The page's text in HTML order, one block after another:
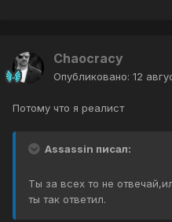
Chaocracy
Опубликовано: 12
Потому что я реалист
Assassin писал:
Ты за всех то не
ты так ответил.